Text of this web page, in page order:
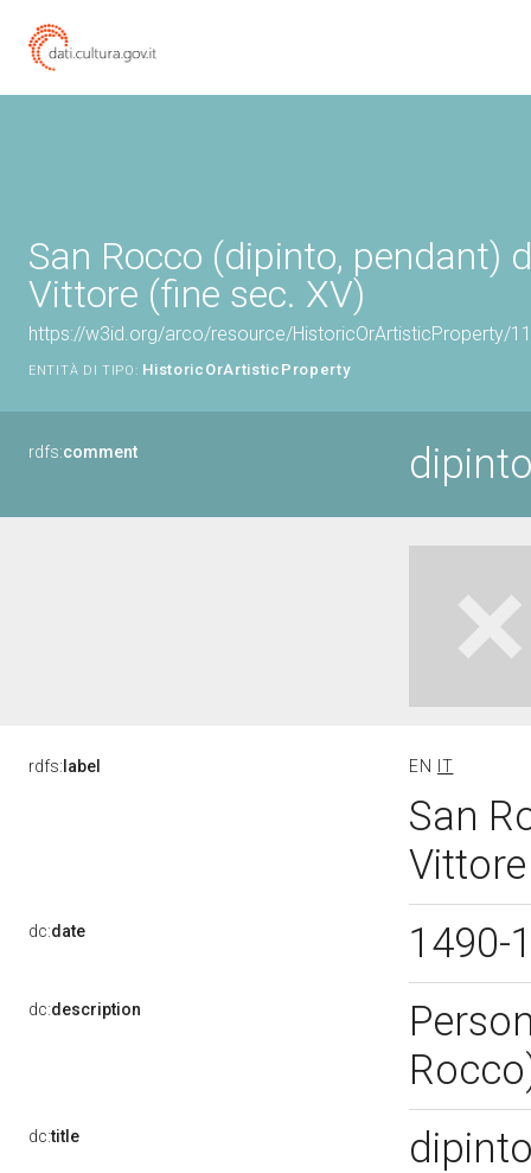
San Rocco (dipinto, pendant)
Vittore (fine sec. XV)
https://w3id.org/arco/resource/HistoricOrArtisticProperty/
ENTITÀ DI TIPO: HistoricOrArtisticProperty
rdfs:comment
rdfs: label EN IT
San
dc:date 1490-
dc:description
dc:title